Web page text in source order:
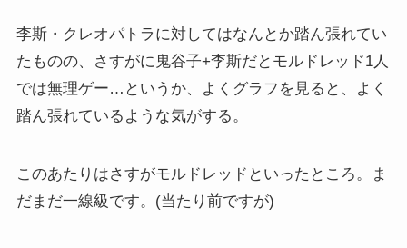
李斯・クレオパトラに対してはなんとか踏ん張れてい
たものの、さすがに鬼谷子+李斯だとモルドレッド1人
では無理ゲー…というか、よくグラフを見ると、よく
踏ん張れているような気がする。
このあたりはさすがモルドレッドといったところ。ま
だまだ一線級です。(当たり前ですが)